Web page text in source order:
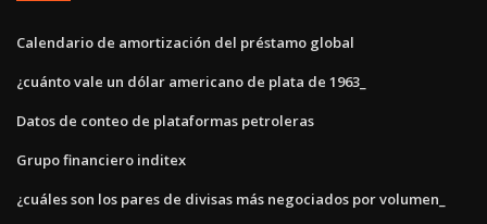
Calendario de amortización del préstamo global
¿cuánto vale un dólar americano de plata de 1963_
Datos de conteo de plataformas petroleras
Grupo financiero inditex
¿cuáles son los pares de divisas más negociados por volumen_